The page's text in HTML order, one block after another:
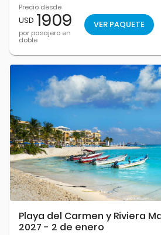
Precio desde
USD 1909
por pasajero en
doble
VER PAQUETE
Playa del Carmen y Riviera
2027 - 2 de enero